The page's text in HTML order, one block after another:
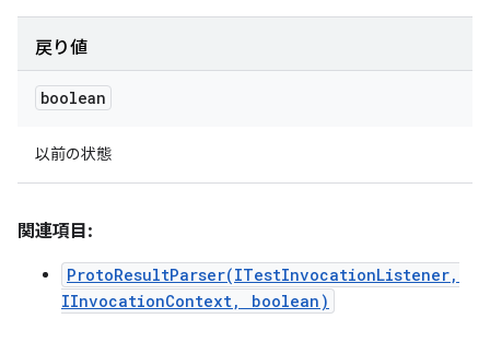
戻り値
boolean
以前の状態
関連項目:
ProtoResultParser(ITestInvocationListener,
IInvocationContext, boolean)